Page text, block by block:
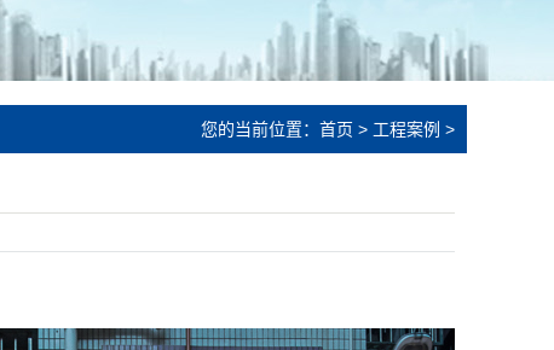
您的当前位置： 首页 > 工程案例 >